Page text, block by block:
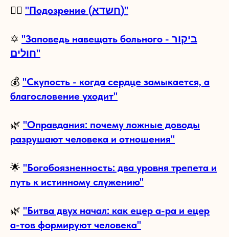
🕵️‍♂️ "Подозрение (חשדא)"
✡ "Заповедь навещать больного - ביקור
חולים"
💰 "Скупость - когда сердце замыкается, а
благословение уходит"
🌿 "Оправдания: почему ложные доводы
разрушают человека и отношения"
🌟 "Богобоязненность: два уровня трепета и
путь к истинному служению"
🌿 "Битва двух начал: как ецер а-ра и ецер
а-тов формируют человека"